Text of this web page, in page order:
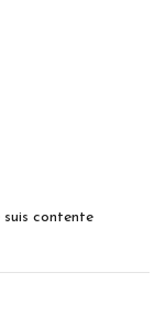
contente